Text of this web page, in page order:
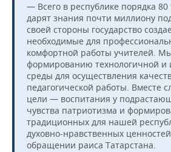
— Всего в республике порядка 80
дарят знания почти миллиону
своей стороны государство
необходимые для
комфортной работы учителей.
формированию технологичной и
среды для осуществления
педагогической работы. Вместе
цели — воспитания у
чувства патриотизма и
традиционных для нашей
духовно-нравственных
обращении раиса Татарстана.